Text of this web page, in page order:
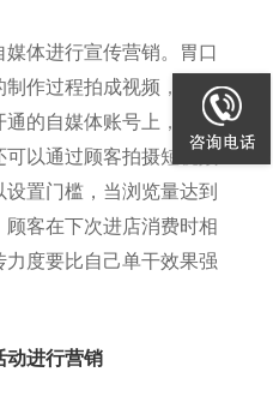
体进行宣传营销。胃口
作过程拍成视频，或者
的自媒体账号上，吸引
可以通过顾客拍摄短视频
置门槛，当浏览量达到
客在下次进店消费时相
度要比自己单干效果强
动进行营销